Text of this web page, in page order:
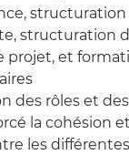
structuration
structuration
projet, et
des rôles et
la cohésion
les